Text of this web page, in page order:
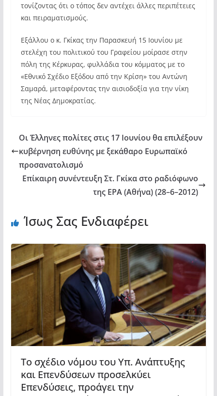
τονίζοντας ότι ο τόπος δεν αντέχει άλλες περιπέτειες
και πειραματισμούς.
Εξάλλου ο κ. Γκίκας την Παρασκευή 15 Ιουνίου με
στελέχη του πολιτικού του Γραφείου μοίρασε στην
πόλη της Κέρκυρας, φυλλάδια του κόμματος με το
«Εθνικό Σχέδιο Εξόδου από την Κρίση» του Αντώνη
Σαμαρά, μεταφέροντας την αισιοδοξία για την νίκη
της Νέας Δημοκρατίας.
Οι Έλληνες πολίτες στις 17 Ιουνίου θα επιλέξουν
κυβέρνηση ευθύνης με ξεκάθαρο Ευρωπαϊκό
προσανατολισμό
Επίκαιρη συνέντευξη Στ. Γκίκα στο ραδιόφωνο
της ΕΡΑ (Αθήνα) (28–6–2012)
Ίσως Σας Ενδιαφέρει
Το σχέδιο νόμου του Υπ. Ανάπτυξης
και Επενδύσεων προσελκύει
Επενδύσεις, προάγει την